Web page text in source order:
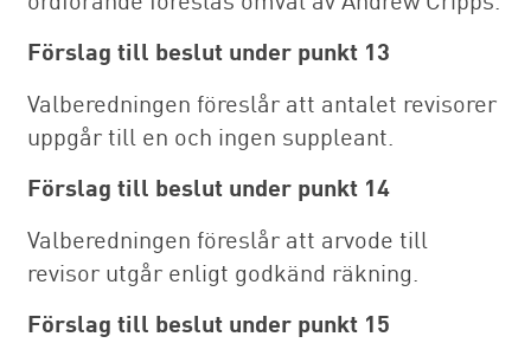
Förslag till beslut under punkt 13
Valberedningen föreslår att antalet revisorer
uppgår till en och ingen suppleant.
Förslag till beslut under punkt 14
Valberedningen föreslår att arvode till
revisor utgår enligt godkänd räkning.
Förslag till beslut under punkt 15